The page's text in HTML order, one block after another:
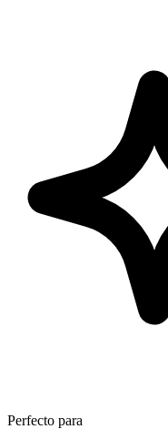
Perfecto para